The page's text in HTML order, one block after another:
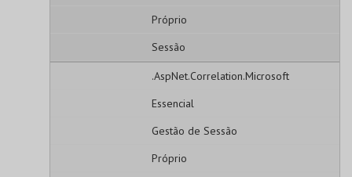
Próprio
Sessão
.AspNet.Correlation.Microsoft
Essencial
Gestão de Sessão
Próprio